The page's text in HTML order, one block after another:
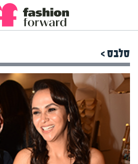
סלבס >